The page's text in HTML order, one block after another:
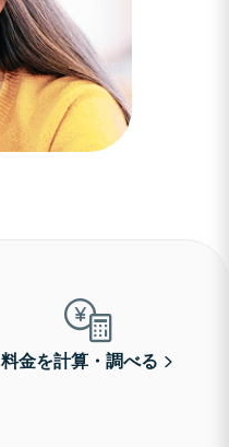
料金を計算・調べる